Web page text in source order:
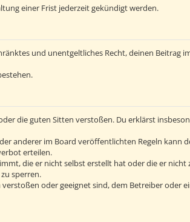
einer Frist jederzeit gekündigt werden.
und unentgeltliches Recht, deinen Beitrag
die guten Sitten verstoßen. Du erklärst
anderer im Board veröffentlichten Regeln kann
erteilen.
die er nicht selbst erstellt hat oder die er
sperren.
oder geeignet sind, dem Betreiber oder